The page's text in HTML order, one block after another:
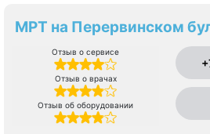
МРТ на Перервинском
Отзыв о сервисе
Отзыв о врачах
Отзыв об оборудовании